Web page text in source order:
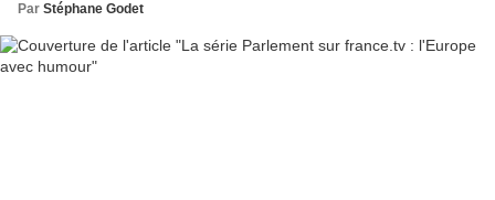
Par Stéphane Godet